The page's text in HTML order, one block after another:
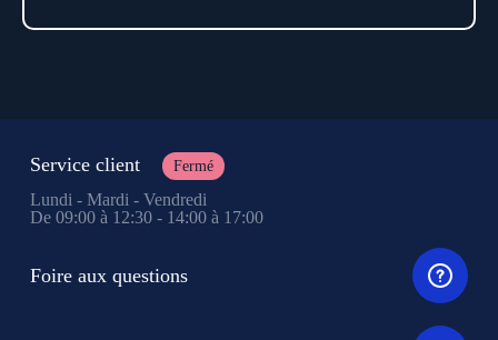
Service client Fermé
Lundi - Mardi - Vendredi
De 09:00 à 12:30 - 14:00 à 17:00
Foire aux questions